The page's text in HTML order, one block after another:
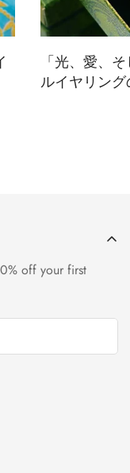
「光、愛、
ルイヤリン
off your first